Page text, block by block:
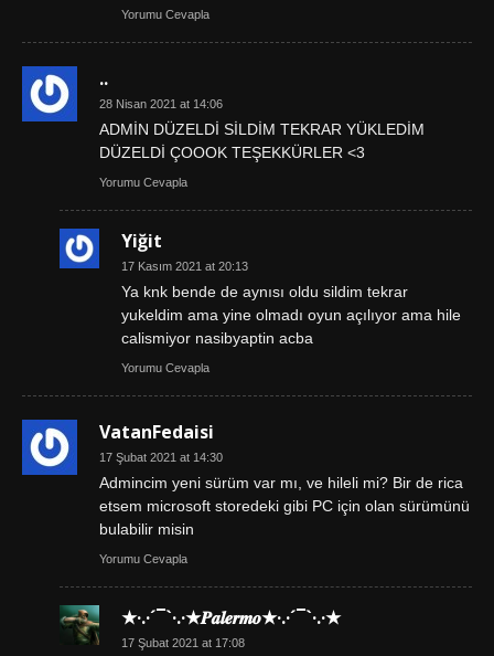
Yorumu Cevapla
..
28 Nisan 2021 at 14:06
ADMİN DÜZELDİ SİLDİM TEKRAR YÜKLEDİM
DÜZELDİ ÇOOOK TEŞEKKÜRLER <3
Yorumu Cevapla
Yiğit
17 Kasım 2021 at 20:13
Ya knk bende de aynısı oldu sildim tekrar
yukeldim ama yine olmadı oyun açılıyor ama hile
calismiyor nasibyaptin acba
Yorumu Cevapla
VatanFedaisi
17 Şubat 2021 at 14:30
Admincim yeni sürüm var mı, ve hileli mi? Bir de rica
etsem microsoft storedeki gibi PC için olan sürümünü
bulabilir misin
Yorumu Cevapla
★·.·´¯`·.·★𝑷𝒂𝒍𝒆𝒓𝒎𝒐★·.·´¯`·.·★
17 Şubat 2021 at 17:08